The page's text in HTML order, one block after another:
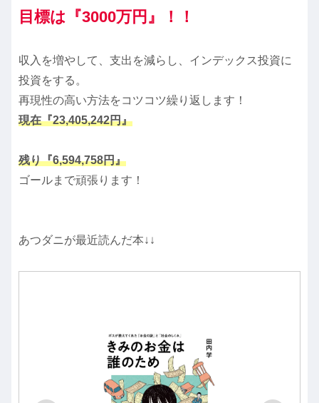
目標は『3000万円』！！
収入を増やして、支出を減らし、インデックス投資に
投資をする。
再現性の高い方法をコツコツ繰り返します！
現在『23,405,242円』
残り『6,594,758円』
ゴールまで頑張ります！
あつダニが最近読んだ本↓↓